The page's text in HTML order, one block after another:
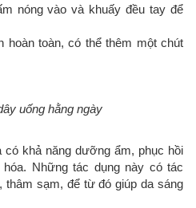
nóng vào và khuấy đều tay để
hoàn toàn, có thể thêm một chút
uống hằng ngày
khả năng dưỡng ẩm, phục hồi
Những tác dụng này có tác
thâm sạm, để từ đó giúp da sáng